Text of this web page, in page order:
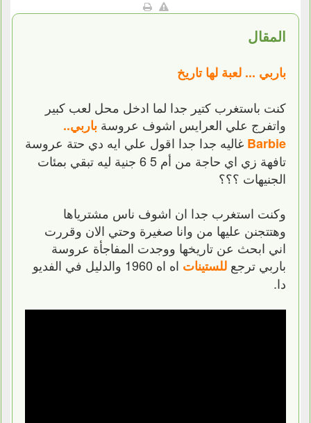
المقال
باربي ... لعبة لها تاريخ
كنت باستغرب كتير جدا لما ادخل محل لعب كبير
واتفرج علي العرايس اشوف عروسة باربي..
Barbie غاليه جدا جدا اقول علي ايه دي حتة عروسة
تافهة زي اي حاجة من أم 5 6 جنية ليه تبقي بمئات
الجنيهات ؟؟؟
وكنت استغرب جدا ان اشوف ناس مشترياها
وهتتجنن عليها من وانا صغيرة وحتي الان وقررت
اني ابحث عن تاريخها ووجدت المفاجأة عروسة
باربي ترجع للستينات
اه اه 1960 والدليل في الفديو
دا.